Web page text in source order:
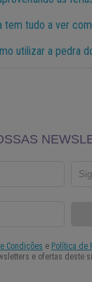
tem tudo a ver
utilizar a pedra